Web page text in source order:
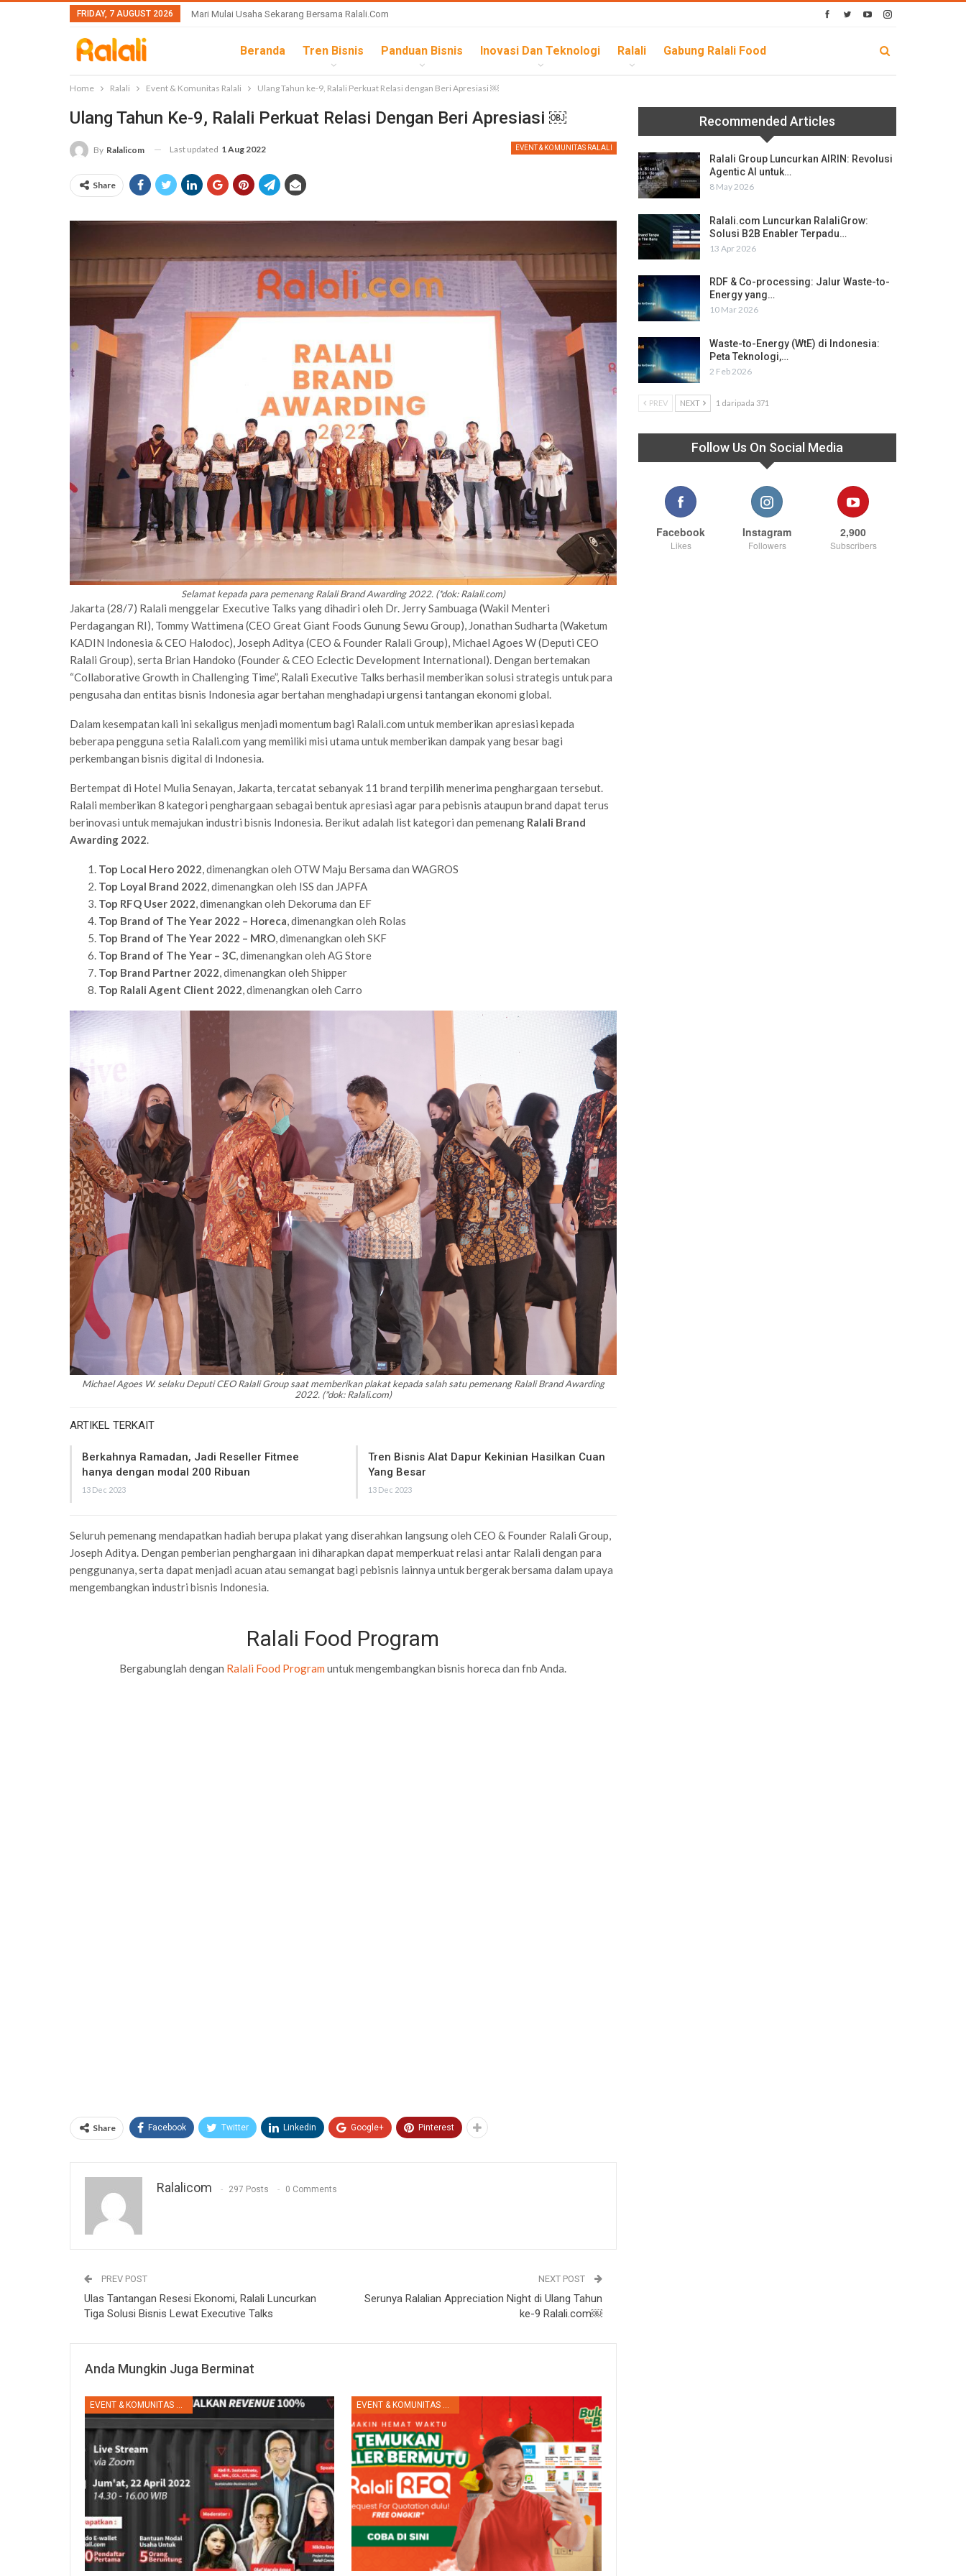
FRIDAY, 7 AUGUST 2026 Mari Mulai Usaha Sekarang Bersama Ralali.com
Beranda Tren Bisnis Panduan Bisnis Inovasi Dan Teknologi Ralali Gabung Ralali Food
Home Ralali Event & Komunitas Ralali Ulang Tahun ke-9, Ralali Perkuat Relasi dengan Beri Apresiasi ￼
Ulang Tahun Ke-9, Ralali Perkuat Relasi Dengan Beri Apresiasi ￼
EVENT & KOMUNITAS RALALI
By Ralalicom Last updated 1 Aug 2022
Share
Selamat kepada para pemenang Ralali Brand Awarding 2022. (*dok: Ralali.com)
Jakarta (28/7) Ralali menggelar Executive Talks yang dihadiri oleh Dr. Jerry Sambuaga (Wakil Menteri
Perdagangan RI), Tommy Wattimena (CEO Great Giant Foods Gunung Sewu Group), Jonathan Sudharta (Waketum
KADIN Indonesia & CEO Halodoc), Joseph Aditya (CEO & Founder Ralali Group), Michael Agoes W (Deputi CEO
Ralali Group), serta Brian Handoko (Founder & CEO Eclectic Development International). Dengan bertemakan
“Collaborative Growth in Challenging Time”, Ralali Executive Talks berhasil memberikan solusi strategis untuk para
pengusaha dan entitas bisnis Indonesia agar bertahan menghadapi urgensi tantangan ekonomi global.
Dalam kesempatan kali ini sekaligus menjadi momentum bagi Ralali.com untuk memberikan apresiasi kepada
beberapa pengguna setia Ralali.com yang memiliki misi utama untuk memberikan dampak yang besar bagi
perkembangan bisnis digital di Indonesia.
Bertempat di Hotel Mulia Senayan, Jakarta, tercatat sebanyak 11 brand terpilih menerima penghargaan tersebut.
Ralali memberikan 8 kategori penghargaan sebagai bentuk apresiasi agar para pebisnis ataupun brand dapat terus
berinovasi untuk memajukan industri bisnis Indonesia. Berikut adalah list kategori dan pemenang Ralali Brand
Awarding 2022.
Top Local Hero 2022, dimenangkan oleh OTW Maju Bersama dan WAGROS
Top Loyal Brand 2022, dimenangkan oleh ISS dan JAPFA
Top RFQ User 2022, dimenangkan oleh Dekoruma dan EF
Top Brand of The Year 2022 – Horeca, dimenangkan oleh Rolas
Top Brand of The Year 2022 – MRO, dimenangkan oleh SKF
Top Brand of The Year – 3C, dimenangkan oleh AG Store
Top Brand Partner 2022, dimenangkan oleh Shipper
Top Ralali Agent Client 2022, dimenangkan oleh Carro
Michael Agoes W. selaku Deputi CEO Ralali Group saat memberikan plakat kepada salah satu pemenang Ralali Brand Awarding
2022. (*dok: Ralali.com)
ARTIKEL TERKAIT
Berkahnya Ramadan, Jadi Reseller Fitmee
hanya dengan modal 200 Ribuan
13 Dec 2023
Tren Bisnis Alat Dapur Kekinian Hasilkan Cuan
Yang Besar
13 Dec 2023
Seluruh pemenang mendapatkan hadiah berupa plakat yang diserahkan langsung oleh CEO & Founder Ralali Group,
Joseph Aditya. Dengan pemberian penghargaan ini diharapkan dapat memperkuat relasi antar Ralali dengan para
penggunanya, serta dapat menjadi acuan atau semangat bagi pebisnis lainnya untuk bergerak bersama dalam upaya
mengembangkan industri bisnis Indonesia.
Ralali Food Program
Bergabunglah dengan Ralali Food Program untuk mengembangkan bisnis horeca dan fnb Anda.
Share Facebook Twitter Linkedin Google+ Pinterest
Ralalicom 297 Posts 0 Comments
PREV POST
Ulas Tantangan Resesi Ekonomi, Ralali Luncurkan
Tiga Solusi Bisnis Lewat Executive Talks
NEXT POST
Serunya Ralalian Appreciation Night di Ulang Tahun
ke-9 Ralali.com￼
Anda Mungkin Juga Berminat
EVENT & KOMUNITAS RALALI EVENT & KOMUNITAS RALALI
Recommended Articles
Ralali Group Luncurkan AIRIN: Revolusi
Agentic AI untuk…
8 May 2026
Ralali.com Luncurkan RalaliGrow:
Solusi B2B Enabler Terpadu…
13 Apr 2026
RDF & Co-processing: Jalur Waste-to-
Energy yang…
10 Mar 2026
Waste-to-Energy (WtE) di Indonesia:
Peta Teknologi,…
2 Feb 2026
PREV NEXT 1 daripada 371
Follow Us On Social Media
Facebook
Likes
Instagram
Followers
2,900
Subscribers